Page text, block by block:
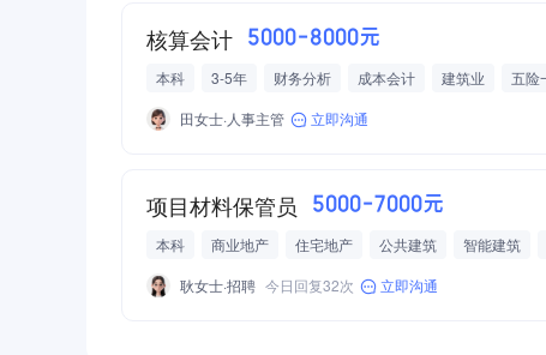
核算会计 5000-8000元
本科 3-5年 财务分析 成本会计 建筑业 五险
定期团建
田女士·人事主管 立即沟通
项目材料保管员 5000-7000元
本科 商业地产 住宅地产 公共建筑 智能建筑
耿女士·招聘 今日回复32次 立即沟通